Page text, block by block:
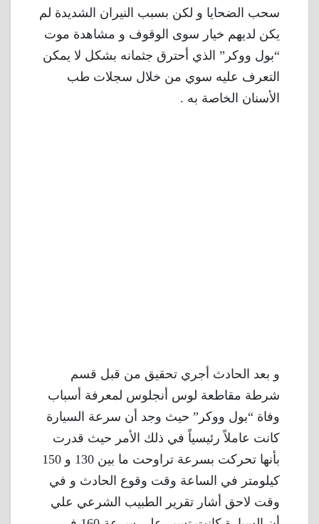
سحب الضحايا و لكن بسبب النيران الشديدة لم
يكن لديهم خيار سوى الوقوف و مشاهدة موت
“بول ووكر” الذي أحترق جثمانه بشكل لا يمكن
التعرف عليه سوي من خلال سجلات طب
الأسنان الخاصة به .
و بعد الحادث أجري تحقيق من قبل قسم
شرطة مقاطعة لوس أنجلوس لمعرفة أسباب
وفاة “بول ووكر” حيث وجد أن سرعة السيارة
كانت عاملاً رئيسياً في ذلك الأمر حيث قدرت
بأنها تحركت بسرعة تراوحت ما بين 130 و 150
كيلومتر في الساعة وقت وقوع الحادث و في
وقت لاحق أشار تقرير الطبيب الشرعي علي